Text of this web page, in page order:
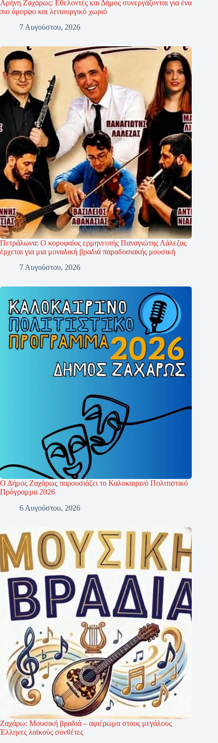
Αρήνη Ζαχάρως: Εθελοντές και Δήμος συνεργάζονται για ένα
πιο όμορφο και λειτουργικό χωριό
7 Αυγούστου, 2026
Πετράλωνα: Ο κορυφαίος ερμηνευτής Παναγιώτης Λάλεζας
έρχεται για μια μοναδική βραδιά παραδοσιακής μουσική
7 Αυγούστου, 2026
Ο Δήμος Ζαχάρως παρουσιάζει το Καλοκαιρινό Πολιτιστικό
Πρόγραμμα 2026
6 Αυγούστου, 2026
Ζαχάρω: Μουσική βραδιά – αφιέρωμα στους μεγάλους
Έλληνες λαϊκούς συνθέτες